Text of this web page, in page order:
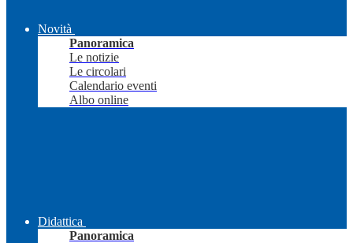
Novità
Panoramica
Le notizie
Le circolari
Calendario eventi
Albo online
Didattica
Panoramica